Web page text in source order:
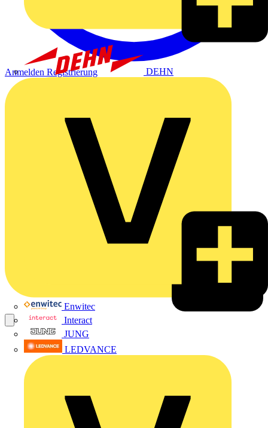
DEHN
Enwitec
Interact
JUNG
LEDVANCE
Anmelden Registrierung